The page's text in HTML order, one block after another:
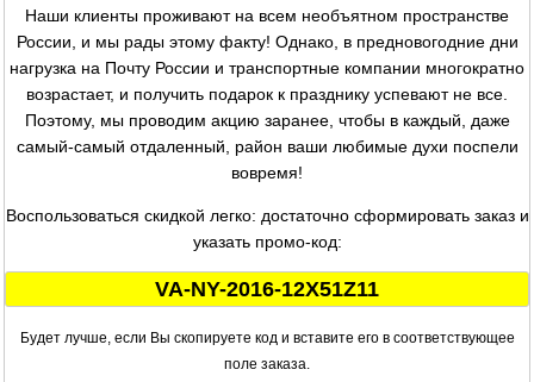
Наши клиенты проживают на всем необъятном пространстве
России, и мы рады этому факту! Однако, в предновогодние дни
нагрузка на Почту России и транспортные компании многократно
возрастает, и получить подарок к празднику успевают не все.
Поэтому, мы проводим акцию заранее, чтобы в каждый, даже
самый-самый отдаленный, район ваши любимые духи поспели
вовремя!
Воспользоваться скидкой легко: достаточно сформировать заказ и
указать промо-код:
VA-NY-2016-12X51Z11
Будет лучше, если Вы скопируете код и вставите его в соответствующее
поле заказа.